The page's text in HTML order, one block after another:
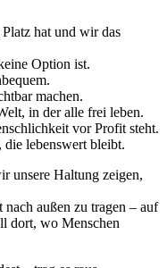
hat und wir das
Option ist.
machen.
in der alle frei leben.
vor Profit steht.
lebenswert bleibt.
unsere Haltung zeigen,
nach außen zu tragen – auf
dort, wo Menschen